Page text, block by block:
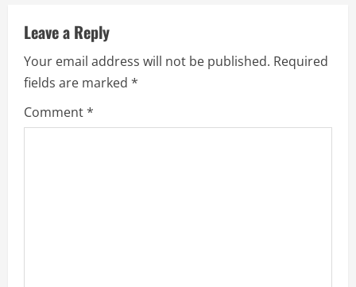
e
R
e
Leave a Reply
Your email address will not be published. Required
fields are marked *
Comment*